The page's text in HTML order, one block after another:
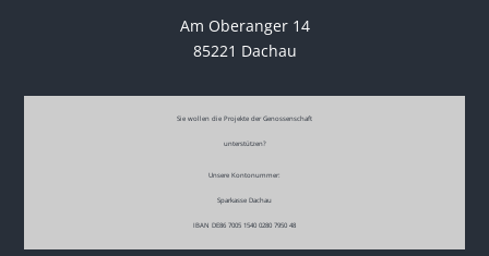
Am Oberanger 14
85221 Dachau
Sie wollen die Projekte der Genossenschaft
unterstützen?
Unsere Kontonummer:
Sparkasse Dachau
IBAN DE86 7005 1540 0280 7950 48